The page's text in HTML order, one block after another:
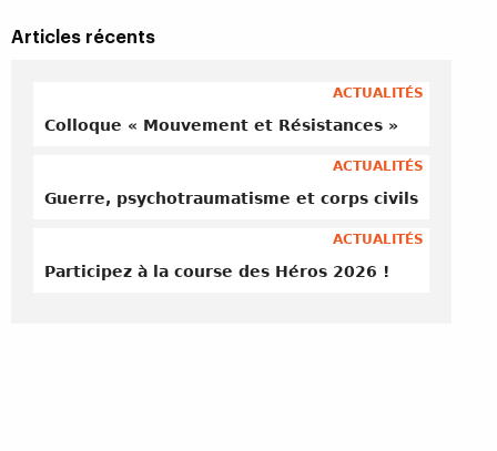
Articles récents
ACTUALITÉS
Colloque « Mouvement et Résistances »
ACTUALITÉS
Guerre, psychotraumatisme et corps civils
ACTUALITÉS
Participez à la course des Héros 2026 !